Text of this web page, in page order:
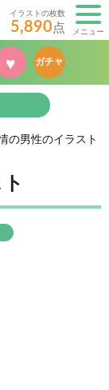
イラストの枚数
5,890点 メニュー
♥ ガチャ
の男性のイラスト